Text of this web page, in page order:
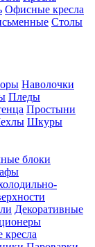
Офисные кресла
Столы
Наволочки
Пледы
Простыни
Шкуры
блоки
Декоративные